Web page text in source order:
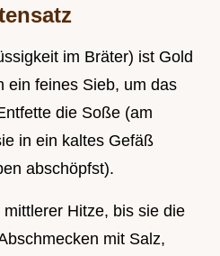
im Bräter) ist Gold
ein feines Sieb, um das
die Soße (am
in ein kaltes Gefäß
abschöpfst).
Hitze, bis sie die
mit Salz,